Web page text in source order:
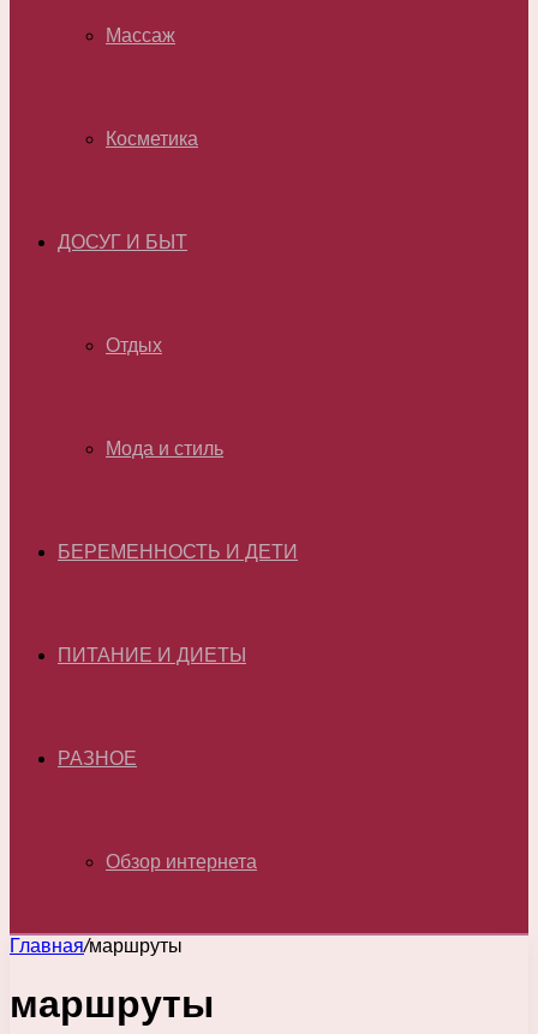
Массаж
Косметика
ДОСУГ И БЫТ
Отдых
Мода и стиль
БЕРЕМЕННОСТЬ И ДЕТИ
ПИТАНИЕ И ДИЕТЫ
РАЗНОЕ
Обзор интернета
Главная/маршруты
маршруты